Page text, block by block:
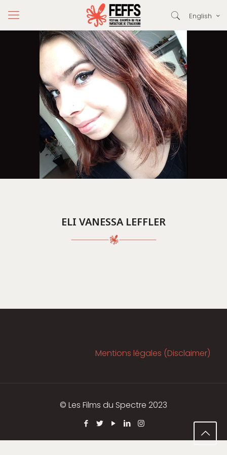
English
ELI VANESSA LEFFLER
Mentions légales (Disclaimer)
© Les Films du Spectre 2023